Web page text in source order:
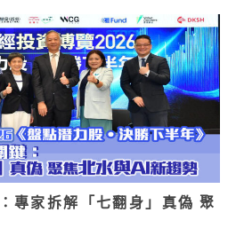
專家拆解「七翻身」真偽 聚